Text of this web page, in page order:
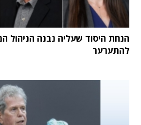
הנחת היסוד שעליה נבנה הניהול
להתערער